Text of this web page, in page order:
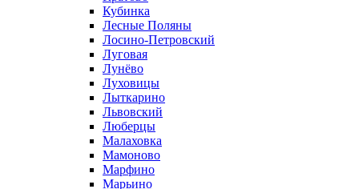
Кубинка
Лесные Поляны
Лосино-Петровский
Луговая
Лунёво
Луховицы
Лыткарино
Львовский
Люберцы
Малаховка
Мамоново
Марфино
Марьино